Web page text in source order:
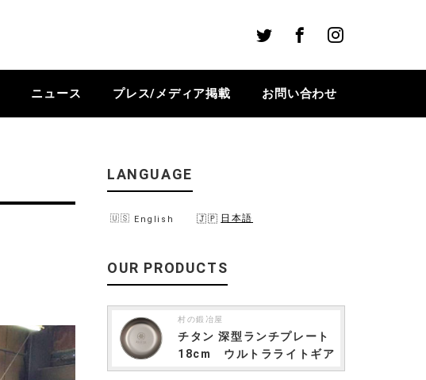
Instagram
ニュース プレス/メディア掲載 お問い合わせ
LANGUAGE
English 日本語
OUR PRODUCTS
村の鍛冶屋
チタン 深型ランチプレート
18cm ウルトラライトギア